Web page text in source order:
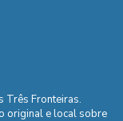
Três Fronteiras.
original e local sobre